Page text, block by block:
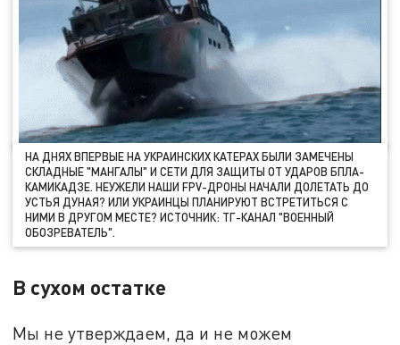
НА ДНЯХ ВПЕРВЫЕ НА УКРАИНСКИХ КАТЕРАХ БЫЛИ ЗАМЕЧЕНЫ
СКЛАДНЫЕ "МАНГАЛЫ" И СЕТИ ДЛЯ ЗАЩИТЫ ОТ УДАРОВ БПЛА-
КАМИКАДЗЕ. НЕУЖЕЛИ НАШИ FPV-ДРОНЫ НАЧАЛИ ДОЛЕТАТЬ ДО
УСТЬЯ ДУНАЯ? ИЛИ УКРАИНЦЫ ПЛАНИРУЮТ ВСТРЕТИТЬСЯ С
НИМИ В ДРУГОМ МЕСТЕ? ИСТОЧНИК: ТГ-КАНАЛ "ВОЕННЫЙ
ОБОЗРЕВАТЕЛЬ".
В сухом остатке
Мы не утверждаем, да и не можем